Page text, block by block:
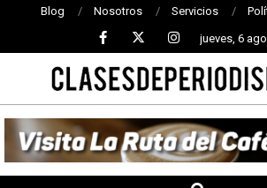
Blog Nosotros Servicios
jueves, 6
CLASES
DE
PERIODISMO